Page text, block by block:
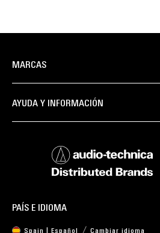
MARCAS
AYUDA Y INFORMACIÓN
PAÍS E IDIOMA
Spain | Español Cambiar idioma